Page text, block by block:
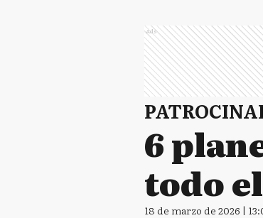
Ads
6
todo
18 de marzo de 2026 |